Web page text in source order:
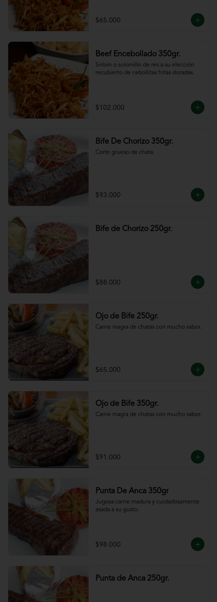
$65.000
Beef Encebollado 350gr.
Sirloin o solomillo de res a su elección
recubierto de cebollitas fritas doradas.
$102.000
Bife De Chorizo 350gr.
Corte grueso de chata.
$93.000
Bife de Chorizo 250gr.
$88.000
Ojo de Bife 250gr.
Carne magra de chatas con mucho sabor.
$65.000
Ojo de Bife 350gr.
Carne magra de chatas con mucho sabor.
$91.000
Punta De Anca 350gr
Jugosa carne madura y cuidadosamente
asada a su gusto.
$98.000
Punta de Anca 250gr.